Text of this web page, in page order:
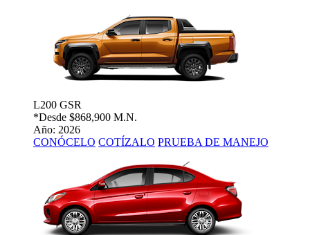
L200 GSR
*Desde $868,900 M.N.
Año: 2026
CONÓCELO COTÍZALO PRUEBA DE MANEJO